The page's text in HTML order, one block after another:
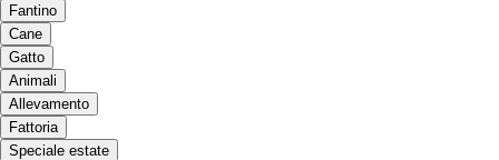
Fantino
Cane
Gatto
Animali
Allevamento
Fattoria
Speciale estate